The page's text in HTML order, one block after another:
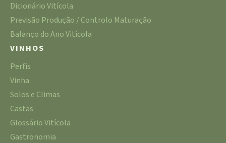
Dicionário Vitícola
Previsão Produção / Controlo Maturação
Balanço do Ano Vitícola
VINHOS
Perfis
Vinha
Solos e Climas
Castas
Glossário Vitícola
Gastronomia